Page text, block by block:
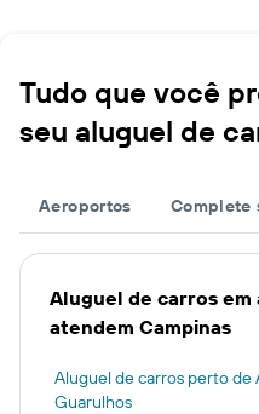
Tudo que você
seu aluguel de
Aeroportos Complete
Aluguel de carros
atendem Campinas
Aluguel de carros perto
Guarulhos